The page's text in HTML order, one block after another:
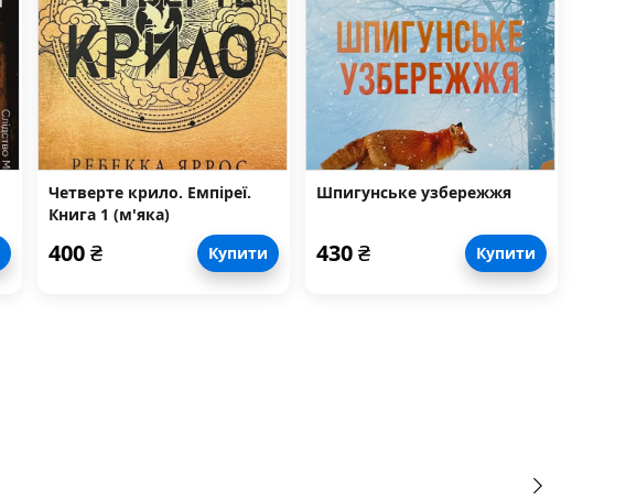
Четверте крило. Емпіреї.
Книга 1 (м'яка)
400₴ Купити
Шпигунське узбережжя
430₴ Купити